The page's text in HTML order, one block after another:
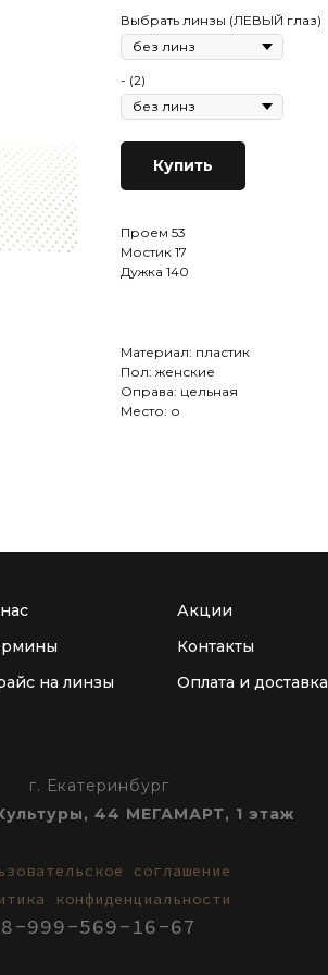
Выбрать линзы (ЛЕВЫЙ глаз)
- (2)
Купить
Проем 53
Мостик 17
Дужка 140
Материал: пластик
Пол: женские
Оправа: цельная
Место: о
на линзы
Акции
Контакты
Оплата и доставка
г. Екатеринбург
44 МЕГАМАРТ, 1 этаж
соглашение
конфиденциальности
8-999-569-16-67